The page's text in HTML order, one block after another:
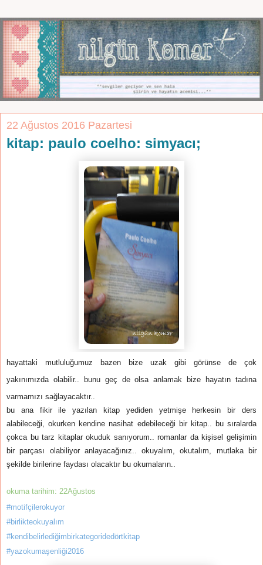
22 Ağustos 2016 Pazartesi
kitap: paulo coelho: simyacı;
hayattaki mutluluğumuz bazen bize uzak gibi görünse de çok
yakınımızda olabilir.. bunu geç de olsa anlamak bize hayatın tadına
varmamızı sağlayacaktır..
bu ana fikir ile yazılan kitap yediden yetmişe herkesin bir ders
alabileceği, okurken kendine nasihat edebileceği bir kitap.. bu sıralarda
çokca bu tarz kitaplar okuduk sanıyorum.. romanlar da kişisel gelişimin
bir parçası olabiliyor anlayacağınız.. okuyalım, okutalım, mutlaka bir
şekilde birilerine faydası olacaktır bu okumaların..
okuma tarihim: 22Ağustos
#motifçilerokuyor
#birlikteokuyalım
#kendibelirlediğimbirkategoridedörtkitap
#yazokumaşenliği2016